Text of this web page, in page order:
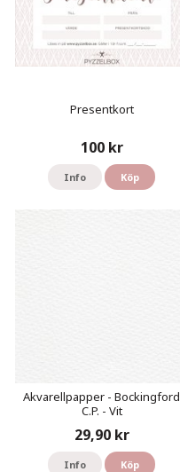
Presentkort
100 kr
Info Köp
Akvarellpapper - Bockingford
C.P. - Vit
29,90 kr
Info Köp